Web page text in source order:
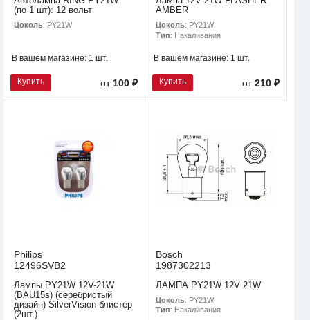
(по 1 шт): 12 вольт
Цоколь: PY21W
В вашем магазине: 1 шт.
Купить от 100 ₽
AMBER
Цоколь: PY21W
Тип: Накаливания
В вашем магазине: 1 шт.
Купить от210 ₽
Philips
12496SVB2
Лампы PY21W 12V-21W
(BAU15s) (серебристый
дизайн) SilverVision блистер
(2шт.)
Bosch
1987302213
ЛАМПА PY21W 12V 21W
Цоколь: PY21W
Тип: Накаливания